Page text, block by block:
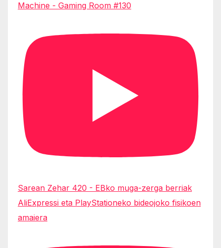
Machine - Gaming Room #130
Sarean Zehar 420 - EBko muga-zerga berriak
AliExpressi eta PlayStationeko bideojoko fisikoen
amaiera